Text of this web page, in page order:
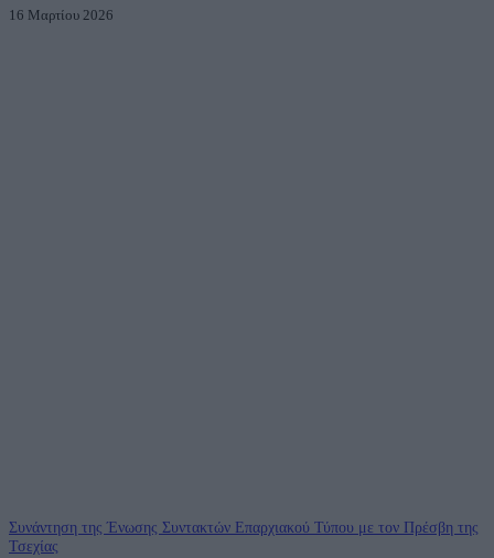
16 Μαρτίου 2026
Συνάντηση της Ένωσης Συντακτών Επαρχιακού Τύπου με τον Πρέσβη της
Τσεχίας